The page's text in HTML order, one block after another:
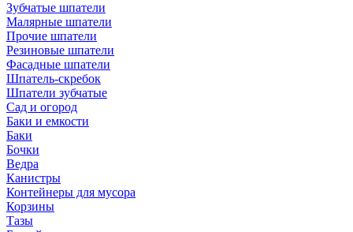
Зубчатые шпатели
Малярные шпатели
Прочие шпатели
Резиновые шпатели
Фасадные шпатели
Шпатель-скребок
Шпатели зубчатые
Сад и огород
Баки и емкости
Баки
Бочки
Ведра
Канистры
Контейнеры для мусора
Корзины
Тазы